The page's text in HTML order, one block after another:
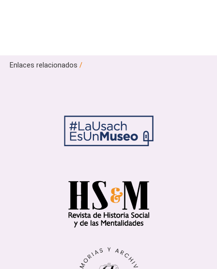
Enlaces relacionados /